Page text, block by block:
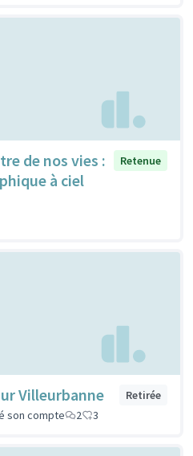
de nos vies :
à ciel
Retenue
Villeurbanne
Retirée
son compte
2 3